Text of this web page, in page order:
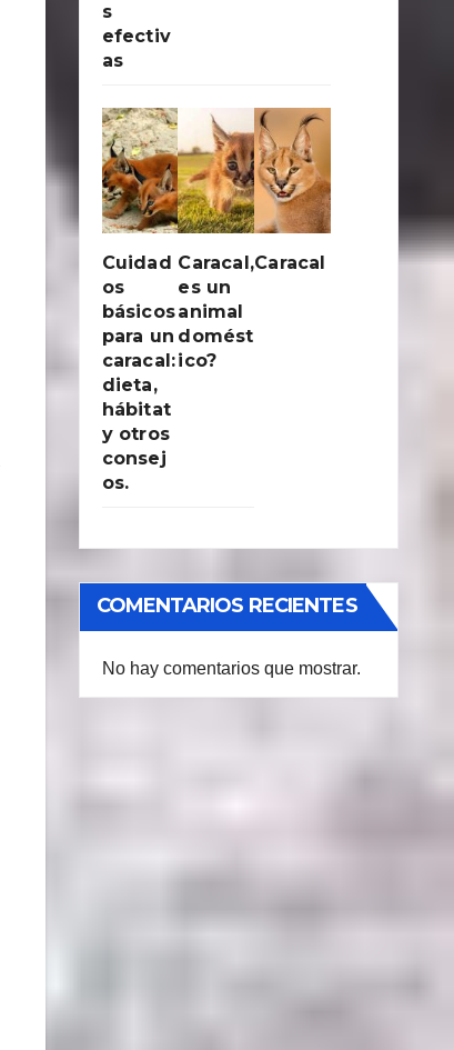
s
efectiv
as
Cuidad
os
básicos
para un
caracal:
dieta,
hábitat
y otros
consej
os.
Caracal,
es un
animal
domést
ico?
Caracal
COMENTARIOS RECIENTES
No hay comentarios que mostrar.